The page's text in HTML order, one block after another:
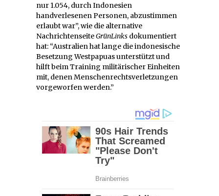
nur 1.054, durch Indonesien
handverlesenen Personen, abzustimmen
erlaubt war”, wie die alternative
NachrichtenseiteGrünLinks dokumentiert
hat: “Australien hat lange die indonesische
Besetzung Westpapuas unterstützt und
hilft beim Training militärischer Einheiten
mit, denen Menschenrechtsverletzungen
vorgeworfen werden.”